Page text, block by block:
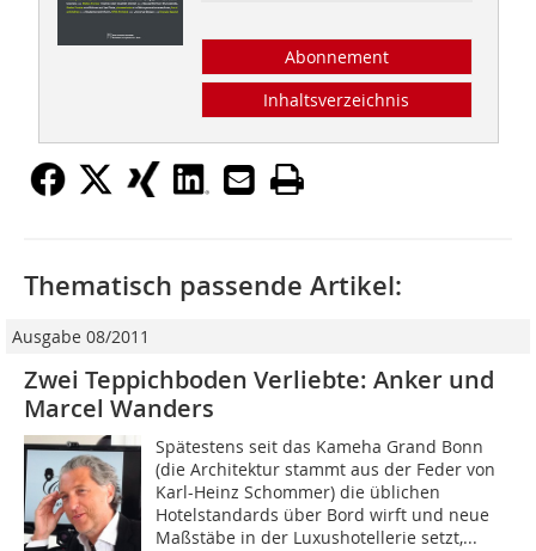
Abonnement
Inhaltsverzeichnis
Thematisch passende Artikel:
Ausgabe 08/2011
Zwei Teppichboden Verliebte: Anker und
Marcel Wanders
Spätestens seit das Kameha Grand Bonn
(die Architektur stammt aus der Feder von
Karl-Heinz Schommer) die üblichen
Hotelstandards über Bord wirft und neue
Maßstäbe in der Luxushotellerie setzt,...